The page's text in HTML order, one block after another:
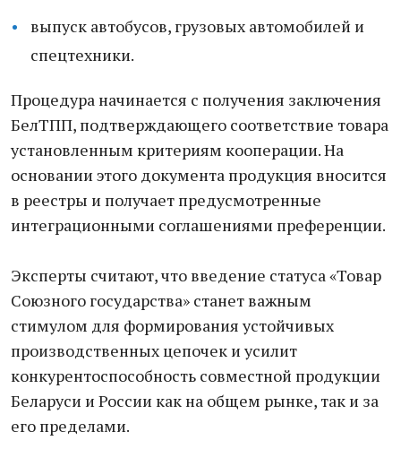
выпуск автобусов, грузовых автомобилей и
спецтехники.
Процедура начинается с получения заключения
БелТПП, подтверждающего соответствие товара
установленным критериям кооперации. На
основании этого документа продукция вносится
в реестры и получает предусмотренные
интеграционными соглашениями преференции.
Эксперты считают, что введение статуса «Товар
Союзного государства» станет важным
стимулом для формирования устойчивых
производственных цепочек и усилит
конкурентоспособность совместной продукции
Беларуси и России как на общем рынке, так и за
его пределами.